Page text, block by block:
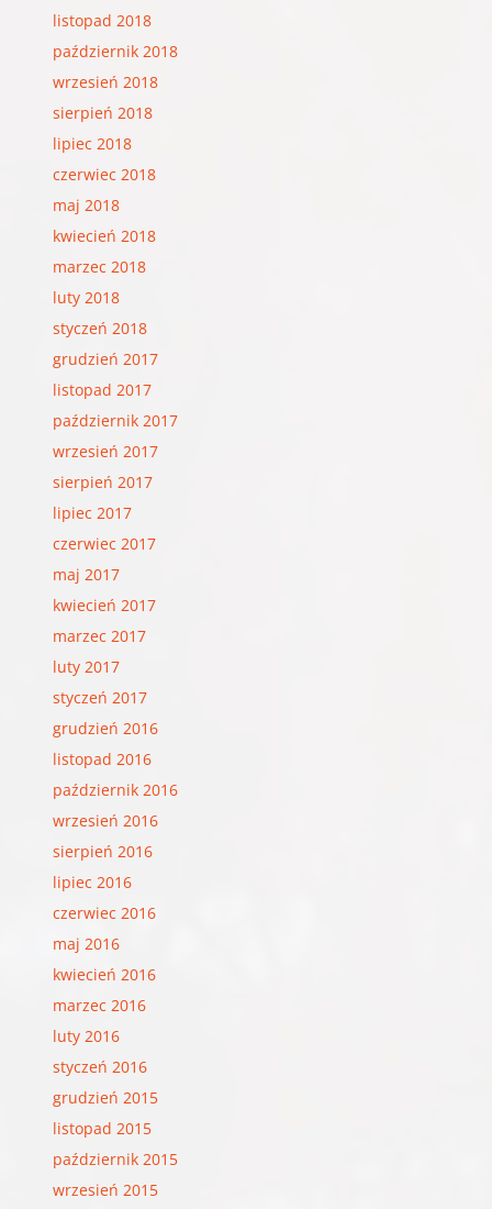
listopad 2018
październik 2018
wrzesień 2018
sierpień 2018
lipiec 2018
czerwiec 2018
maj 2018
kwiecień 2018
marzec 2018
luty 2018
styczeń 2018
grudzień 2017
listopad 2017
październik 2017
wrzesień 2017
sierpień 2017
lipiec 2017
czerwiec 2017
maj 2017
kwiecień 2017
marzec 2017
luty 2017
styczeń 2017
grudzień 2016
listopad 2016
październik 2016
wrzesień 2016
sierpień 2016
lipiec 2016
czerwiec 2016
maj 2016
kwiecień 2016
marzec 2016
luty 2016
styczeń 2016
grudzień 2015
listopad 2015
październik 2015
wrzesień 2015